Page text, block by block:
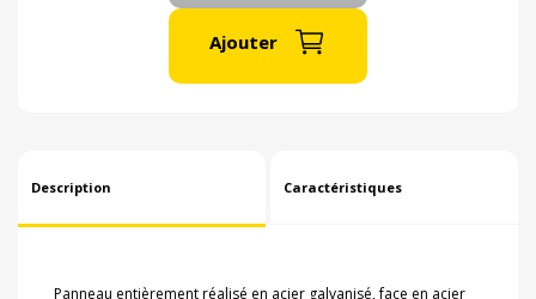
Ajouter
Description Caractéristiques
Panneau entièrement réalisé en acier galvanisé, face en acier